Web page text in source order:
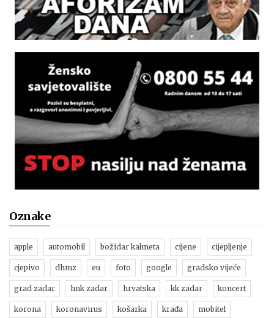
Oznake
apple automobil božidar kalmeta cijene cijepljenje
cjepivo dhmz eu foto google gradsko vijeće
grad zadar hnk zadar hrvatska kk zadar koncert
korona koronavirus košarka krađa mobitel